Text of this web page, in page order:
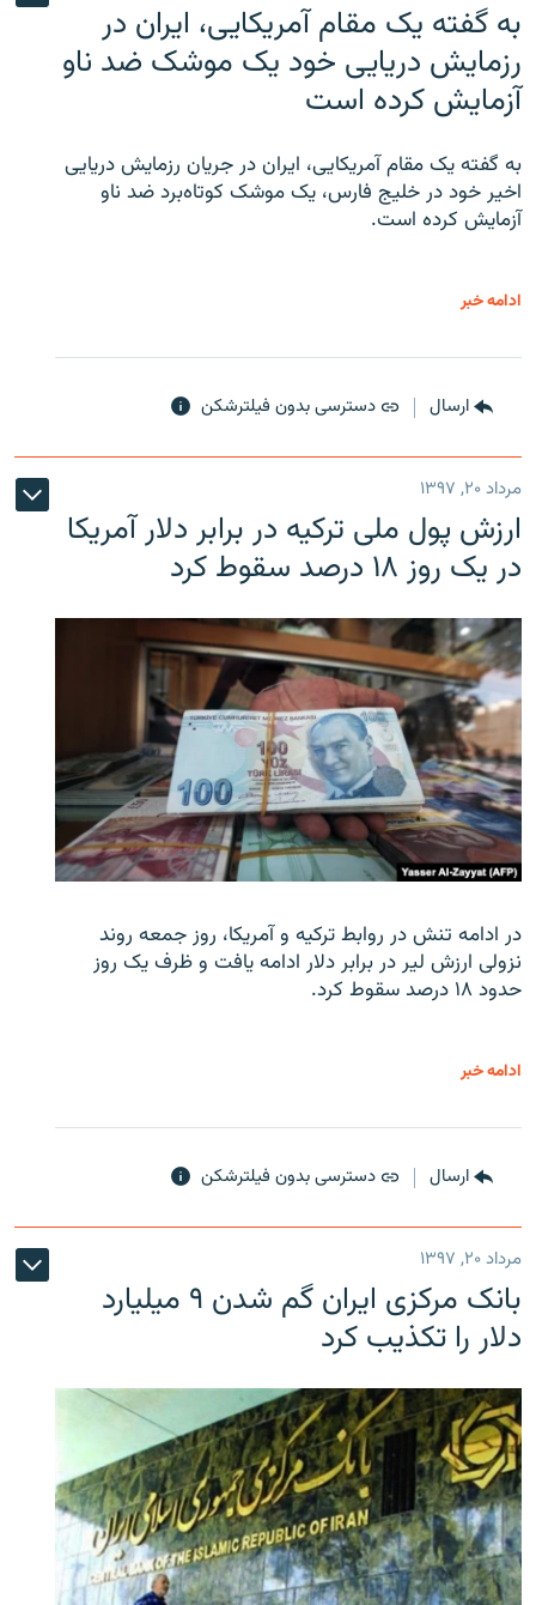
به گفته یک مقام آمریکایی، ایران در
رزمایش دریایی خود یک موشک ضد ناو
آزمایش کرده است
به گفته یک مقام آمریکایی، ایران در جریان رزمایش دریایی
اخیر خود در خلیج فارس، یک موشک کوتاه‌برد ضد ناو
آزمایش کرده است.
ادامه خبر
ارسال دسترسی بدون فیلترشکن
مرداد ۲۰, ۱۳۹۷
ارزش پول ملی ترکیه در برابر دلار آمریکا
در یک روز ۱۸ درصد سقوط کرد
در ادامه تنش در روابط ترکیه و آمریکا، روز جمعه روند
نزولی ارزش لیر در برابر دلار ادامه یافت و ظرف یک روز
حدود ۱۸ درصد سقوط کرد.
ادامه خبر
ارسال دسترسی بدون فیلترشکن
مرداد ۲۰, ۱۳۹۷
بانک مرکزی ایران گم شدن ۹ میلیارد
دلار را تکذیب کرد